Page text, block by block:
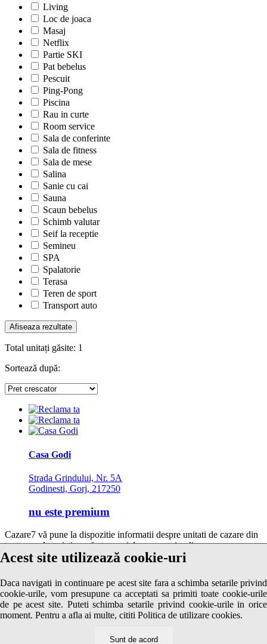
Acest site utilizează cookie-uri
Daca navigati in continuare pe acest site fara a schimba setarile privind
cookie-urile, vom presupune ca acceptati sa primiti toate cookie-urile
de pe acest site. Puteti schimba setarile privind cookie-urile in orice
moment. Pentru a afla ai multe, cititi Politica de utilizare cookies.
Sunt de acord
Living
Loc de joaca
Masaj
Netflix
Partie SKI
Pat bebelus
Pescuit
Ping-Pong
Piscina
Rau in curte
Room service
Sala de conferinte
Sala de fitness
Sala de mese
Salina
Sanie cu cai
Sauna
Scaun bebelus
Schimb valutar
Seif la receptie
Semineu
SPA
Spalatorie
Terasa
Teren de sport
Transport auto
Total unitați găsite: 1
Sortează după:
Casa Godi
Strada Grindului, Nr. 5A
Godinesti, Gorj, 217250
nu este premium
Cazare7 vă pune la dispozitie informatii despre unitati de cazare din
toate zonele turistice, oferte speciale, rezervari online.
Utilizand acest serviciu inseamna ca sunteti de acord cu
© 2026 Cazare7. Toate drepturile rezervate.